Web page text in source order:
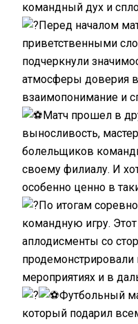
командный дух и
Перед началом
приветственными
подчеркнули
атмосферы доверия в
взаимопонимание и
Матч прошел в
выносливость,
болельщиков
своему филиалу. И
особенно ценно в
По итогам
командную игру.
аплодисменты со
мероприятиях и в
Футбольный
который подарил